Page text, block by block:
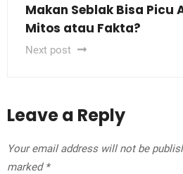
Makan Seblak Bisa Picu
Mitos atau Fakta?
Next post
Leave a Reply
Your email address will not be
marked *